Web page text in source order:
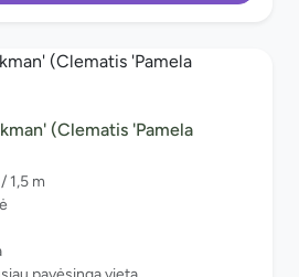
(Clematis 'Pamela
1,5 m